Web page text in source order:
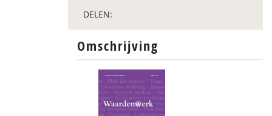
DELEN:
Omschrijving